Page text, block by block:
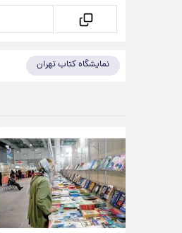
نمایشگاه کتاب تهران